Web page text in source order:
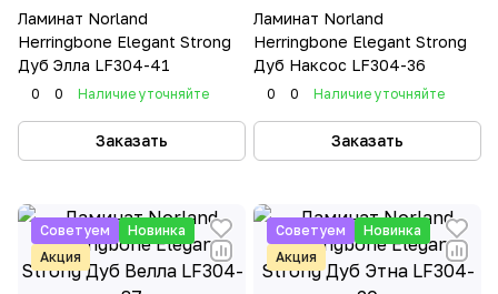
Ламинат Norland
Herringbone Elegant Strong
Дуб Элла LF304-41
0 0 Наличие уточняйте
Заказать
Ламинат Norland
Herringbone Elegant Strong
Дуб Наксос LF304-36
0 0 Наличие уточняйте
Заказать
Советуем
Новинка
Акция
Советуем
Новинка
Акция